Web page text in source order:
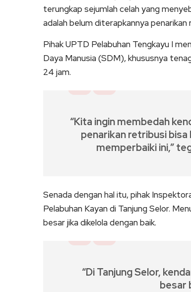
terungkap sejumlah celah yang
adalah belum diterapkannya
Pihak UPTD Pelabuhan Tengkayu I
Daya Manusia (SDM), khususnya
24 jam.
“Kita ingin membedah
penarikan retribusi
memperbaiki ini,”
Senada dengan hal itu, pihak
Pelabuhan Kayan di Tanjung Selor.
besar jika dikelola dengan baik.
“Di Tanjung Selor,
besar